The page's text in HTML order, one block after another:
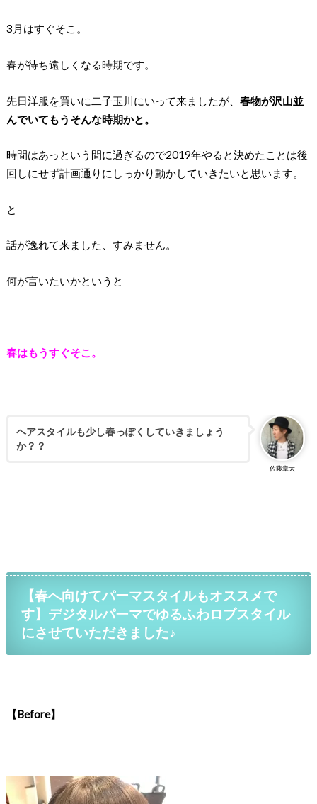
3月はすぐそこ。
春が待ち遠しくなる時期です。
先日洋服を買いに二子玉川にいって来ましたが、 春物が沢山並
んでいてもうそんな時期かと。
時間はあっという間に過ぎるので2019年やると決めたことは後
回しにせず計画通りにしっかり動かしていきたいと思います。
と
話が逸れて来ました、すみません。
何が言いたいかというと
春はもうすぐそこ。
佐藤章太
ヘアスタイルも少し春っぽくしていきましょう
か？？
【春へ向けてパーマスタイルもオススメで
す】デジタルパーマでゆるふわロブスタイル
にさせていただきました♪
【Before】